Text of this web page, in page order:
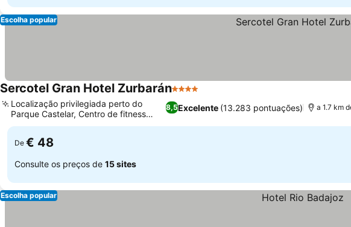
Escolha popular
Sercotel Gran Hotel Zurbarán4 Estrelas
8,5Excelente (13.283 pontuações)
Localização privilegiada perto do
Parque Castelar, Centro de fitness
bem equipado
a 1.7 km
De € 48
Consulte os preços de 15 sites
Escolha popular